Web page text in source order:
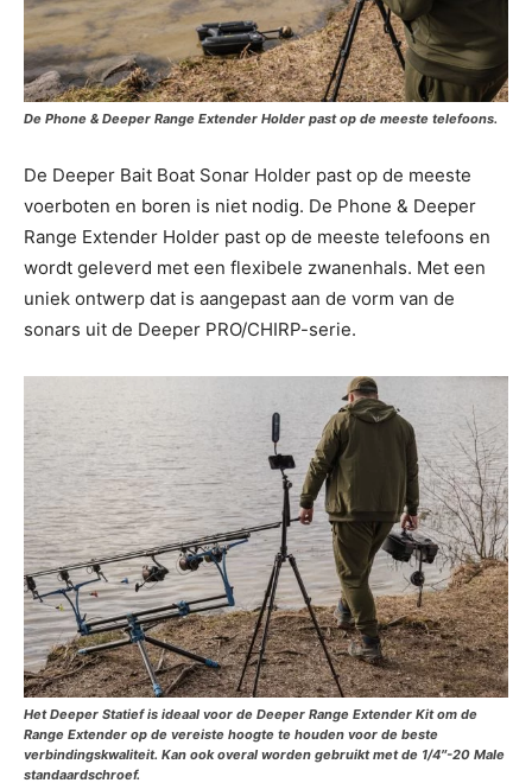
De Phone & Deeper Range Extender Holder past op de meeste telefoons.
De Deeper Bait Boat Sonar Holder past op de meeste
voerboten en boren is niet nodig. De Phone & Deeper
Range Extender Holder past op de meeste telefoons en
wordt geleverd met een flexibele zwanenhals. Met een
uniek ontwerp dat is aangepast aan de vorm van de
sonars uit de Deeper PRO/CHIRP-serie.
Het Deeper Statief is ideaal voor de Deeper Range Extender Kit om de
Range Extender op de vereiste hoogte te houden voor de beste
verbindingskwaliteit. Kan ook overal worden gebruikt met de 1/4″-20 Male
standaardschroef.